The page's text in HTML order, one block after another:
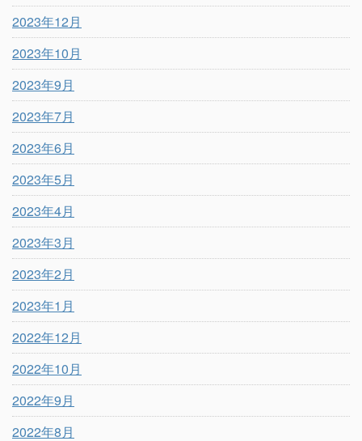
2023年12月
2023年10月
2023年9月
2023年7月
2023年6月
2023年5月
2023年4月
2023年3月
2023年2月
2023年1月
2022年12月
2022年10月
2022年9月
2022年8月